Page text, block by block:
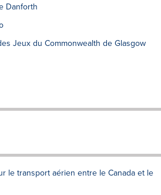
Danforth
Jeux du Commonwealth de Glasgow
le transport aérien entre le Canada et le